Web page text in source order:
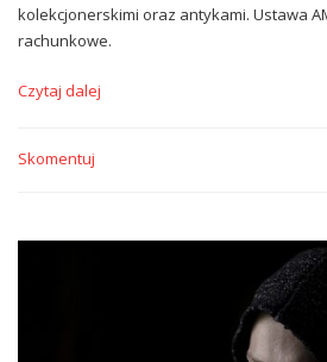
kolekcjonerskimi oraz antykami. Ustawa
rachunkowe.
Czytaj dalej
Skomentuj